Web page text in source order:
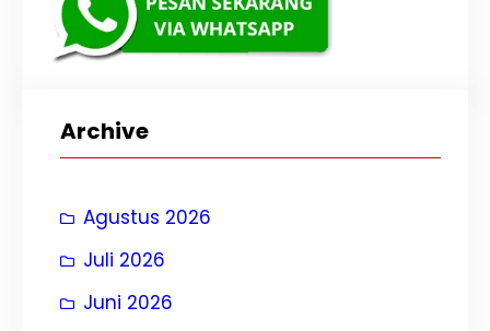
Archive
Agustus 2026
Juli 2026
Juni 2026